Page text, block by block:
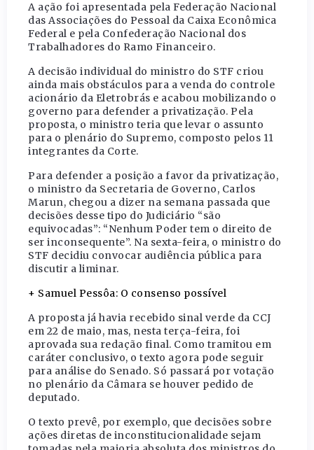
A ação foi apresentada pela Federação Nacional
das Associações do Pessoal da Caixa Econômica
Federal e pela Confederação Nacional dos
Trabalhadores do Ramo Financeiro.
A decisão individual do ministro do STF criou
ainda mais obstáculos para a venda do controle
acionário da Eletrobrás e acabou mobilizando o
governo para defender a privatização. Pela
proposta, o ministro teria que levar o assunto
para o plenário do Supremo, composto pelos 11
integrantes da Corte.
Para defender a posição a favor da privatização,
o ministro da Secretaria de Governo, Carlos
Marun, chegou a dizer na semana passada que
decisões desse tipo do Judiciário “são
equivocadas”: “Nenhum Poder tem o direito de
ser inconsequente”. Na sexta-feira, o ministro do
STF decidiu convocar audiência pública para
discutir a liminar.
+ Samuel Pessôa: O consenso possível
A proposta já havia recebido sinal verde da CCJ
em 22 de maio, mas, nesta terça-feira, foi
aprovada sua redação final. Como tramitou em
caráter conclusivo, o texto agora pode seguir
para análise do Senado. Só passará por votação
no plenário da Câmara se houver pedido de
deputado.
O texto prevê, por exemplo, que decisões sobre
ações diretas de inconstitucionalidade sejam